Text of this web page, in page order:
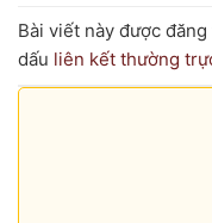
Bài viết này được
dấu liên kết thường